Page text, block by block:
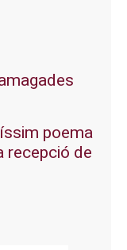
poema
recepció de